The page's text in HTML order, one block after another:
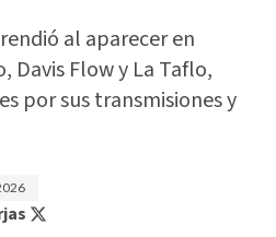
al aparecer en
Davis Flow y La Taflo,
por sus transmisiones y